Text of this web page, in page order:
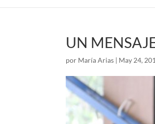
UN
por María Arias | May 24,